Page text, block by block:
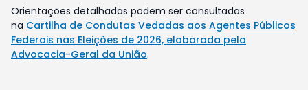
Orientações detalhadas podem ser consultadas
na Cartilha de Condutas Vedadas aos Agentes Públicos
Federais nas Eleições de 2026, elaborada pela
Advocacia-Geral da União.